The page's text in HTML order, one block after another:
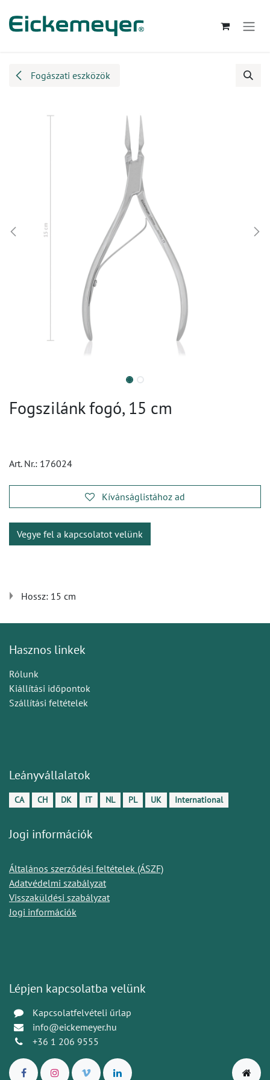
Fogászati eszközök
Fogszilánk fogó, 15 cm
Art. Nr.: 176024
Kívánságlistához ad
Vegye fel a kapcsolatot velünk
Hossz: 15 cm
Hasznos linkek
Rólunk
Kiállítási időpontok
Szállítási feltételek
Leányvállalatok
CA CH DK IT NL PL UK International
Jogi információk
Általános szerződési feltételek (ÁSZF)
Adatvédelmi szabályzat
Visszaküldési szabályzat
Jogi információk
Lépjen kapcsolatba velünk
Kapcsolatfelvételi űrlap
info@eickemeyer.hu
+36 1 206 9555